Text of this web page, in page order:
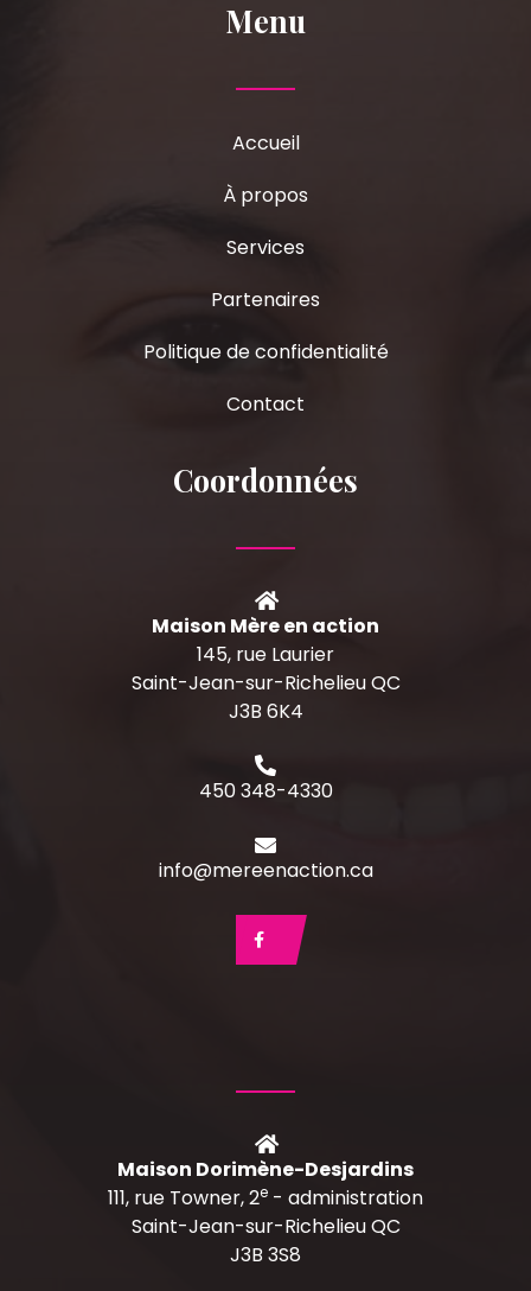
Menu
Accueil
À propos
Services
Partenaires
Politique de confidentialité
Contact
Coordonnées
Maison Mère en action
145, rue Laurier
Saint-Jean-sur-Richelieu QC
J3B 6K4
450 348-4330
info@mereenaction.ca
Maison Dorimène-Desjardins
111, rue Towner, 2e - administration
Saint-Jean-sur-Richelieu QC
J3B 3S8